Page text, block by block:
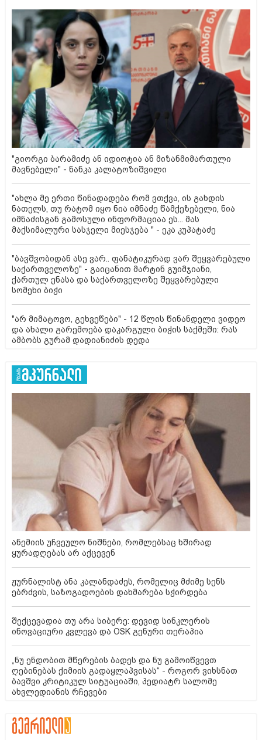
"გიორგი ბარამიძე ან იდიოტია ან მიზანმიმართული
მავნებელი" - ნანკა კალატოზიშვილი
"ახლა მე ერთი წინადადება რომ ვთქვა, ის გახდის
ნათელს, თუ რატომ იყო ნია იმნაძე წამქეზებელი, ნია
იმნაძისგან გამოსული ინფორმაციაა ეს... მას
მაქსიმალური სასჯელი მიესჯება " - ეკა კუპატაძე
"ბავშვობიდან ასე ვარ.. ფანატიკურად ვარ შეყვარებული
საქართველოზე" - გაიცანით მარტინ გუიმჯიანი,
ქართულ ენასა და საქართველოზე შეყვარებული
სომეხი ბიჭი
"არ მიმატოვო, გეხვეწები" - 12 წლის წინანდელი ვიდეო
და ახალი გარემოება დაკარგული ბიჭის საქმეში: რას
ამბობს გურამ დადიანიძის დედა
ანემიის უჩვეულო ნიშნები, რომლებსაც ხშირად
ყურადღებას არ აქცევენ
ჟურნალისტ ანა კალანდაძეს, რომელიც მძიმე სენს
ებრძვის, საზოგადოების დახმარება სჭირდება
შექცევადია თუ არა სიბერე: დევიდ სინკლერის
ინოვაციური კვლევა და OSK გენური თერაპია
„ნუ ენდობით მწერების ბადეს და ნუ გამოიწვევთ
ღებინებას ქიმიის გადაყლაპვისას“ - როგორ ვიხსნათ
ბავშვი კრიტიკულ სიტუაციაში, პედიატრ სალომე
ახვლედიანის რჩევები